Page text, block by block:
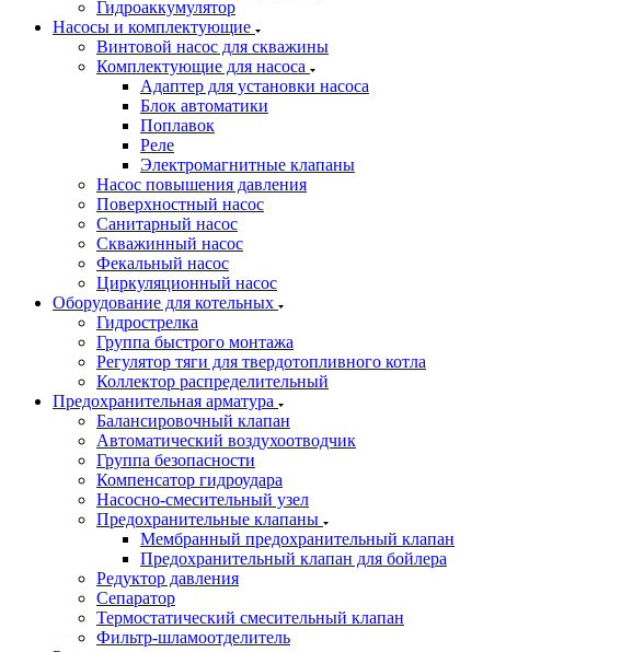
Гидроаккумулятор
Насосы и комплектующие
Винтовой насос для скважины
Комплектующие для насоса
Адаптер для установки насоса
Блок автоматики
Поплавок
Реле
Электромагнитные клапаны
Насос повышения давления
Поверхностный насос
Санитарный насос
Скважинный насос
Фекальный насос
Циркуляционный насос
Оборудование для котельных
Гидрострелка
Группа быстрого монтажа
Регулятор тяги для твердотопливного котла
Коллектор распределительный
Предохранительная арматура
Балансировочный клапан
Автоматический воздухоотводчик
Группа безопасности
Компенсатор гидроудара
Насосно-смесительный узел
Предохранительные клапаны
Мембранный предохранительный клапан
Предохранительный клапан для бойлера
Редуктор давления
Сепаратор
Термостатический смесительный клапан
Фильтр-шламоотделитель